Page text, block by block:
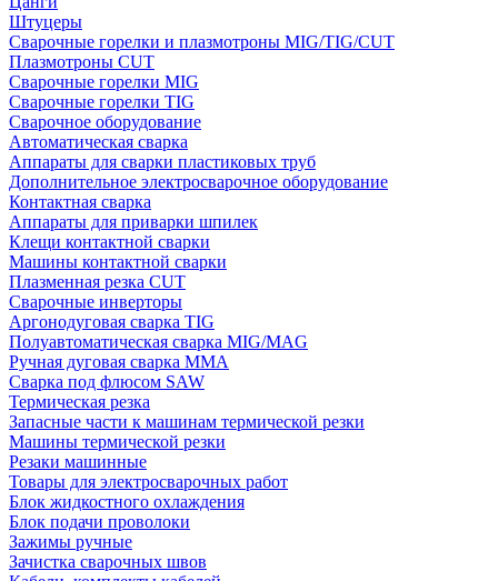
Штуцеры
Сварочные горелки и плазмотроны MIG/TIG/CUT
Плазмотроны CUT
Сварочные горелки MIG
Сварочные горелки TIG
Сварочное оборудование
Автоматическая сварка
Аппараты для сварки пластиковых труб
Дополнительное электросварочное оборудование
Контактная сварка
Аппараты для приварки шпилек
Клещи контактной сварки
Машины контактной сварки
Плазменная резка CUT
Сварочные инверторы
Аргонодуговая сварка TIG
Полуавтоматическая сварка MIG/MAG
Ручная дуговая сварка MMA
Сварка под флюсом SAW
Термическая резка
Запасные части к машинам термической резки
Машины термической резки
Резаки машинные
Товары для электросварочных работ
Блок жидкостного охлаждения
Блок подачи проволоки
Зажимы ручные
Зачистка сварочных швов